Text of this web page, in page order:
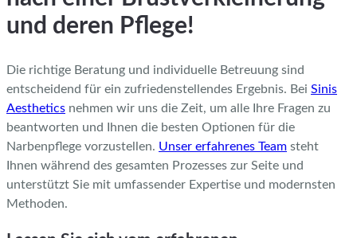
und deren Pflege!
Die richtige Beratung und individuelle Betreuung sind
entscheidend für ein zufriedenstellendes Ergebnis. Bei Sinis
Aesthetics nehmen wir uns die Zeit, um alle Ihre Fragen zu
beantworten und Ihnen die besten Optionen für die
Narbenpflege vorzustellen. Unser erfahrenes Team steht
Ihnen während des gesamten Prozesses zur Seite und
unterstützt Sie mit umfassender Expertise und modernsten
Methoden.